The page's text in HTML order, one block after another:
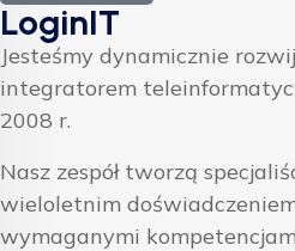
LoginIT
Jesteśmy dynamicznie
integratorem
2008 r.
Nasz zespół tworzą
wieloletnim
wymaganymi